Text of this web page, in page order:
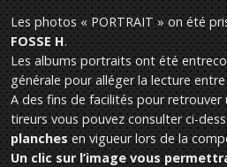
Les photos « PORTRAIT » on été
FOSSE H.
Les albums portraits ont été
générale pour alléger la lecture
A des fins de facilités pour
tireurs vous pouvez consulter ci-
planches en vigueur lors de la
Un clic sur l’image vous